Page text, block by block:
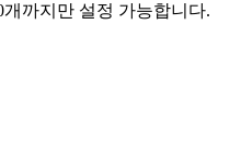
까지만 설정 가능합니다.